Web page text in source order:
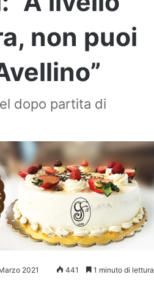
non puoi
dopo partita di
2021 441 1 minuto di lettura